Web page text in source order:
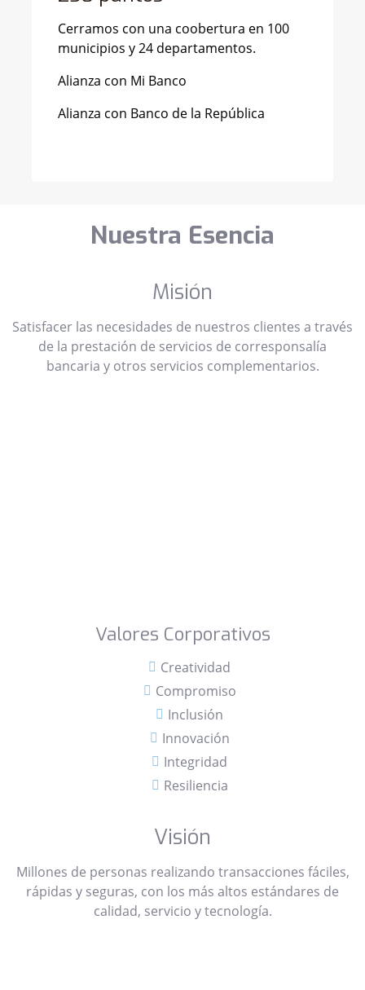
Cerramos con una coobertura en 100
municipios y 24 departamentos.
Alianza con Mi Banco
Alianza con Banco de la República
Nuestra Esencia
Misión
Satisfacer las necesidades de nuestros clientes a través
de la prestación de servicios de corresponsalía
bancaria y otros servicios complementarios.
Valores Corporativos
Creatividad
Compromiso
Inclusión
Innovación
Integridad
Resiliencia
Visión
Millones de personas realizando transacciones fáciles,
rápidas y seguras, con los más altos estándares de
calidad, servicio y tecnología.